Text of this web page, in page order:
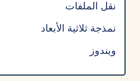
نقل الملفات
نمذجة ثلاثية الأبعاد
ويندوز